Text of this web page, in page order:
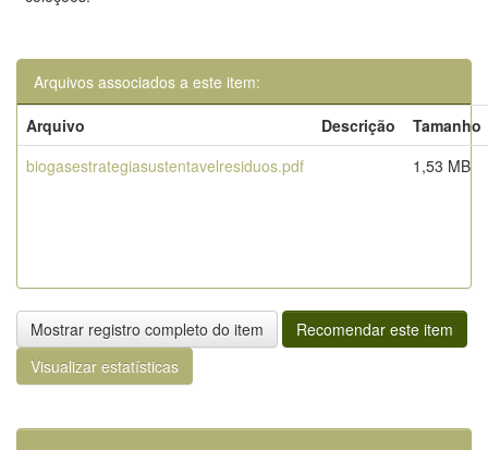
Arquivos associados a este item:
Arquivo
Descrição
Tamanho
biogasestrategiasustentavelresiduos.pdf
1,53 MB
Mostrar registro completo do item
Recomendar este item
Visualizar estatísticas